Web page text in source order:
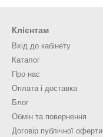
Клієнтам
Вхід до кабінету
Каталог
Про нас
Оплата і доставка
Блог
Обмін та повернення
Договір публічної оферти